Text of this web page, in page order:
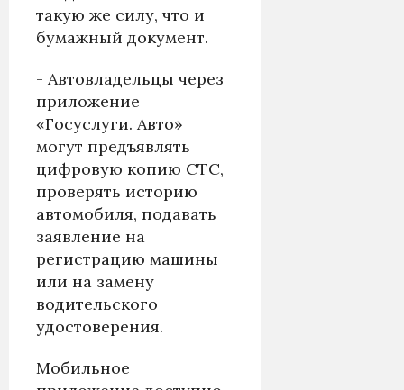
такую же силу, что и
бумажный документ.
- Автовладельцы через
приложение
«Госуслуги. Авто»
могут предъявлять
цифровую копию СТС,
проверять историю
автомобиля, подавать
заявление на
регистрацию машины
или на замену
водительского
удостоверения.
Мобильное